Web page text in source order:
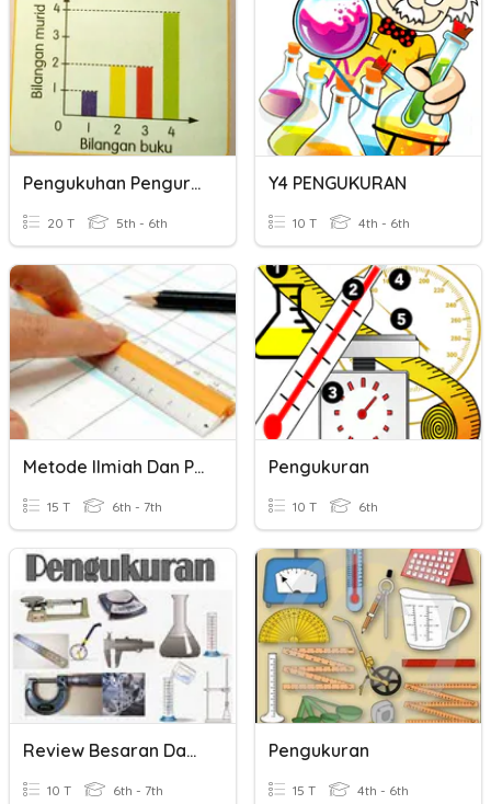
Pengukuhan Pengurusan Data
20 T 5th - 6th
Y4 PENGUKURAN
10 T 4th - 6th
Metode Ilmiah Dan Pengukuran
15 T 6th - 7th
Pengukuran
10 T 6th
Review Besaran Dan Pengukuran
10 T 6th - 7th
Pengukuran
15 T 4th - 6th